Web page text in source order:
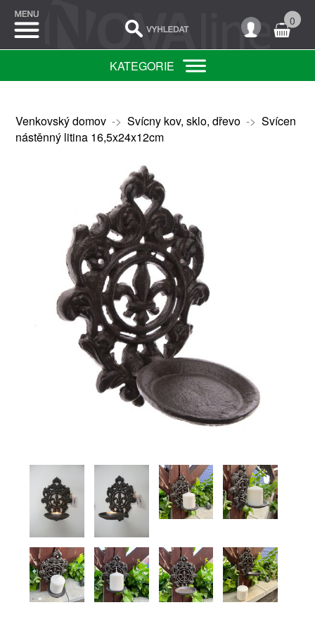
0
KATEGORIE
Venkovský domov-> Svícny kov, sklo, dřevo-> Svícen
nástěnný litina 16,5x24x12cm